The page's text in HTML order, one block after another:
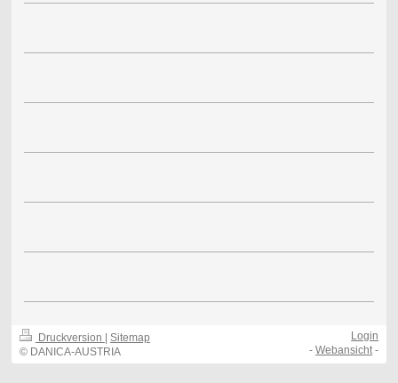
Druckversion
Sitemap
© DANICA-AUSTRIA
Login
-Webansicht-